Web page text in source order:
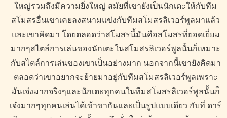
ใหญ่รวมถึงมีความยิ่งใหญ่ สมัยที่เขายังเป็นนักเตะให้กับทีม
สโมสรอื่นเขาเคยลงสนามแข่งกับทีมสโมสรลิเวอร์พูลมาแล้ว
และเขาคิดมา โดยตลอดว่าสโมสรนี้มันคือสโมสรที่ยอดเยี่ยม
มากๆสไตล์การเล่นของนักเตะในสโมสรลิเวอร์พูลนั้นก็เหมาะ
กับสไตล์การเล่นของเขาเป็นอย่างมาก นอกจากนี้เขายังคิดมา
ตลอดว่าเขาอยากจะย้ายมาอยู่กับทีมสโมสรลิเวอร์พูลเพราะ
มันเจ๋งมากจริงๆและนักเตะทุกคนในทีมสโมสรลิเวอร์พูลนั้นก็
เจ๋งมากๆทุกคนเล่นได้เข้าขากันและเป็นรูปแบบเดียว กับที่ ดาร์